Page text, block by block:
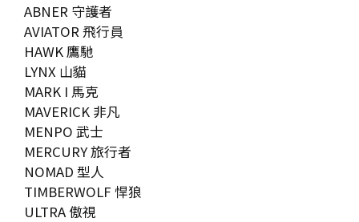
ABNER 守護者
AVIATOR 飛行員
HAWK 鷹馳
LYNX 山貓
MARK I 馬克
MAVERICK 非凡
MENPO 武士
MERCURY 旅行者
NOMAD 型人
TIMBERWOLF 悍狼
ULTRA 傲視